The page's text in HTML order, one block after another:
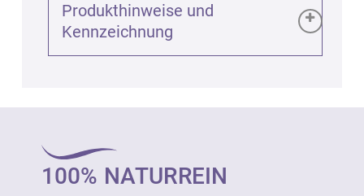
Produkthinweise und
Kennzeichnung
Art. 2002
100% NATURREIN